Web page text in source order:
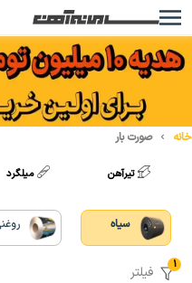
خانه صورت بار
تیرآهن میلگرد
سیاه
1 فیلتر